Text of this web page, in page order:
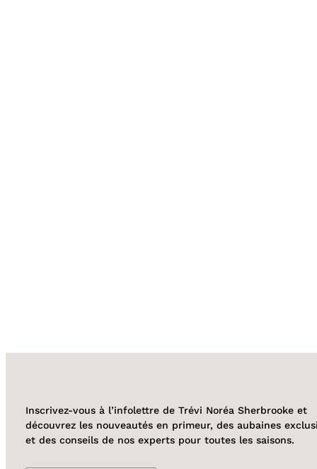
Inscrivez-vous à l’infolettre de Trévi Noréa Sherbrooke et
découvrez les nouveautés en primeur, des aubaines
et des conseils de nos experts pour toutes les saisons.